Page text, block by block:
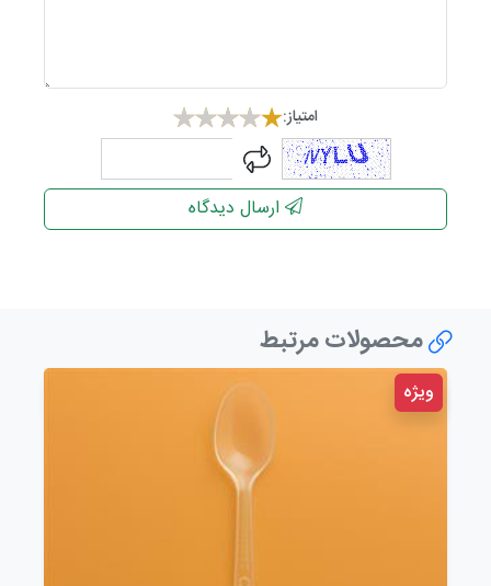
امتیاز:
captcha
ارسال دیدگاه
محصولات مرتبط
ویژه